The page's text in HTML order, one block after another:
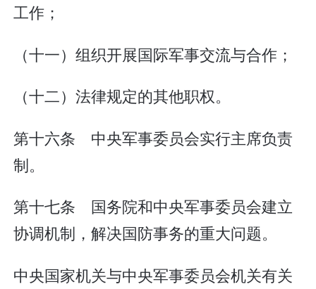
工作；
（十一）组织开展国际军事交流与合作；
（十二）法律规定的其他职权。
第十六条 中央军事委员会实行主席负责
制。
第十七条 国务院和中央军事委员会建立
协调机制，解决国防事务的重大问题。
中央国家机关与中央军事委员会机关有关